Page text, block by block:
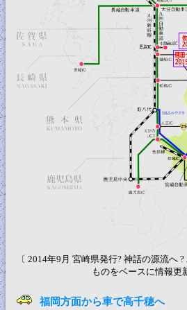
〔 2014年9月 宮崎県発行? 神話の源流へ
ものをベースに情報更
福岡方面から車で高千穂へ